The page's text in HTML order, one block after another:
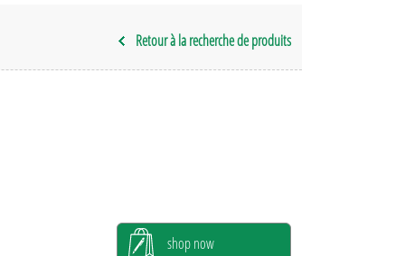
Retour à la recherche de produits
shop now